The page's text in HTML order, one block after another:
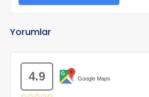
Yorumlar
4.9 Google Maps